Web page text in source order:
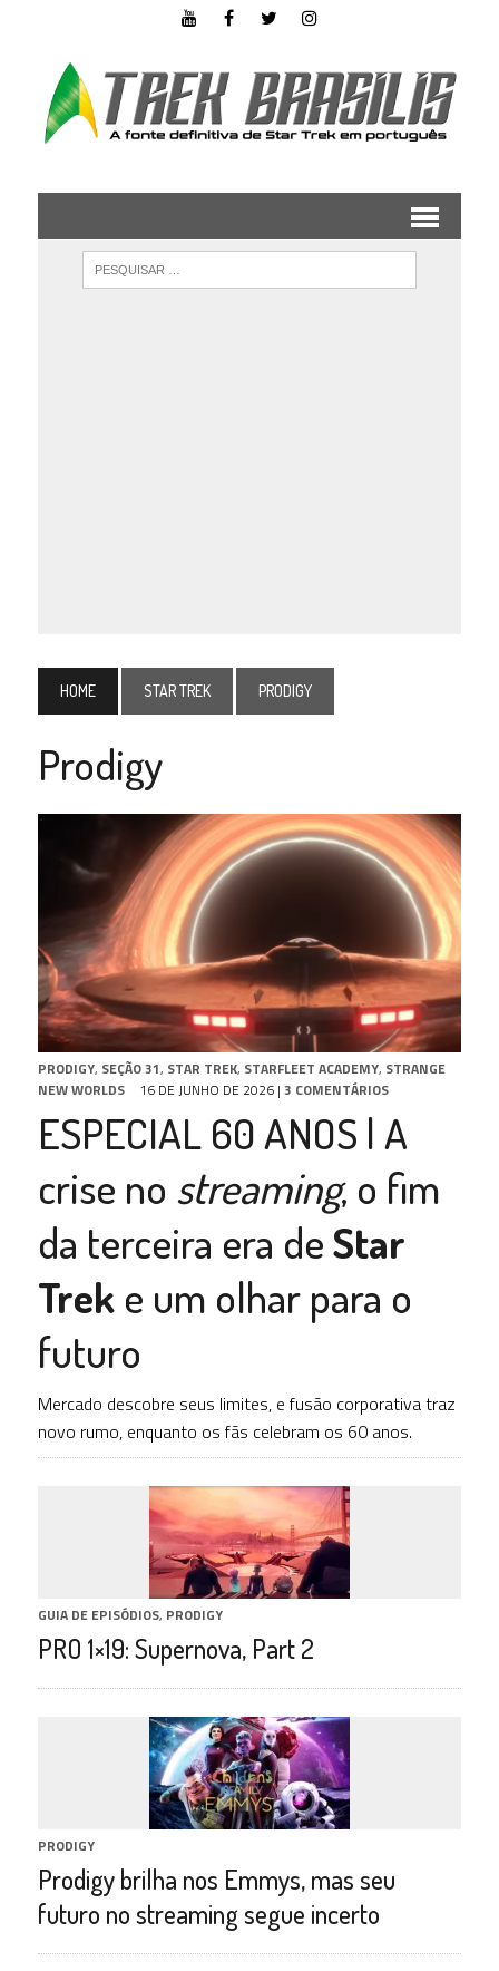
HOME STAR TREK PRODIGY
Prodigy
PRODIGY, SEÇÃO 31, STAR TREK, STARFLEET ACADEMY, STRANGE
NEW WORLDS
16 DE JUNHO DE 2026| 3 COMENTÁRIOS
ESPECIAL 60 ANOS | A
crise no streaming, o fim
da terceira era deStar
Treke um olhar para o
futuro
Mercado descobre seus limites, e fusão corporativa traz
novo rumo, enquanto os fãs celebram os 60 anos.
GUIA DE EPISÓDIOS, PRODIGY
PRO 1×19: Supernova, Part 2
PRODIGY
Prodigy brilha nos Emmys, mas seu
futuro no streaming segue incerto